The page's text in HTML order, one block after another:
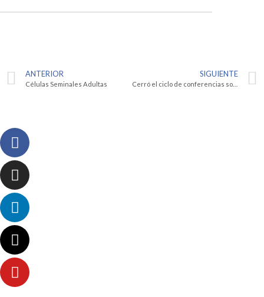
ANTERIOR
Células Seminales Adultas
SIGUIENTE
Cerró el ciclo de conferencias sobre «Equidad de Género»